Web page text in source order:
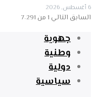
6 أغسطس, 2026
السابق التالي 1 من 7٬291
جهوية
وطنية
دولية
سياسية